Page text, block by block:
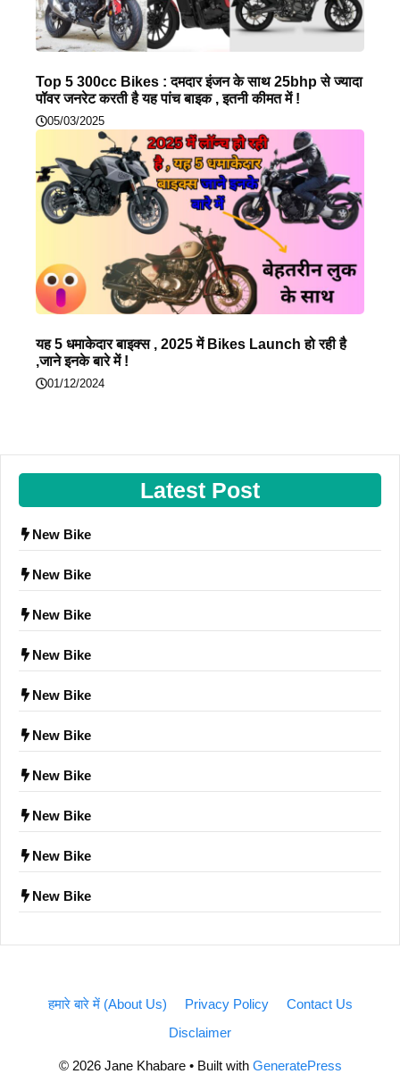
Top 5 300cc Bikes : दमदार इंजन के साथ 25bhp से ज्यादा
पॉवर जनरेट करती है यह पांच बाइक , इतनी कीमत में !
05/03/2025
यह 5 धमाकेदार बाइक्स , 2025 में Bikes Launch हो रही है
,जाने इनके बारे में !
01/12/2024
Latest Post
New Bike
New Bike
New Bike
New Bike
New Bike
New Bike
New Bike
New Bike
New Bike
New Bike
हमारे बारे में (About Us) Privacy Policy
Contact Us
Disclaimer
© 2026 Jane Khabare• Built with GeneratePress